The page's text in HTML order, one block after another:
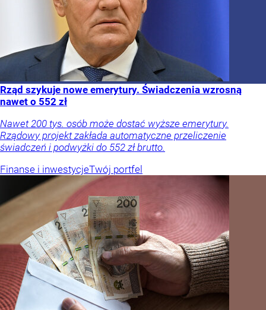
Rząd szykuje nowe emerytury. Świadczenia wzrosną
nawet o 552 zł
Nawet 200 tys. osób może dostać wyższe emerytury.
Rządowy projekt zakłada automatyczne przeliczenie
świadczeń i podwyżki do 552 zł brutto.
Finanse i inwestycjeTwój portfel